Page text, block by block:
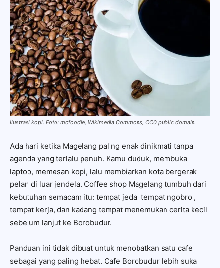
Ilustrasi kopi. Foto: mcfoodie, Wikimedia Commons, CC0 public domain.
Ada hari ketika Magelang paling enak dinikmati tanpa
agenda yang terlalu penuh. Kamu duduk, membuka
laptop, memesan kopi, lalu membiarkan kota bergerak
pelan di luar jendela. Coffee shop Magelang tumbuh dari
kebutuhan semacam itu: tempat jeda, tempat ngobrol,
tempat kerja, dan kadang tempat menemukan cerita kecil
sebelum lanjut ke Borobudur.
Panduan ini tidak dibuat untuk menobatkan satu cafe
sebagai yang paling hebat. Cafe Borobudur lebih suka